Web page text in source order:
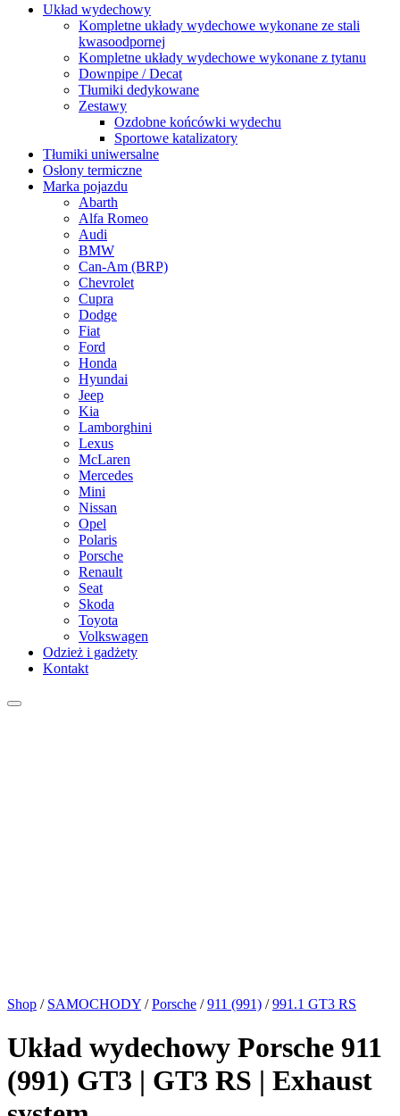
Układ wydechowy
Kompletne układy wydechowe wykonane ze stali
kwasoodpornej
Kompletne układy wydechowe wykonane z tytanu
Downpipe / Decat
Tłumiki dedykowane
Zestawy
Ozdobne końcówki wydechu
Sportowe katalizatory
Tłumiki uniwersalne
Osłony termiczne
Marka pojazdu
Abarth
Alfa Romeo
Audi
BMW
Can-Am (BRP)
Chevrolet
Cupra
Dodge
Fiat
Ford
Honda
Hyundai
Jeep
Kia
Lamborghini
Lexus
McLaren
Mercedes
Mini
Nissan
Opel
Polaris
Porsche
Renault
Seat
Skoda
Toyota
Volkswagen
Odzież i gadżety
Kontakt
Shop / SAMOCHODY / Porsche / 911 (991) / 991.1 GT3 RS
Układ wydechowy Porsche 911
(991) GT3 | GT3 RS | Exhaust